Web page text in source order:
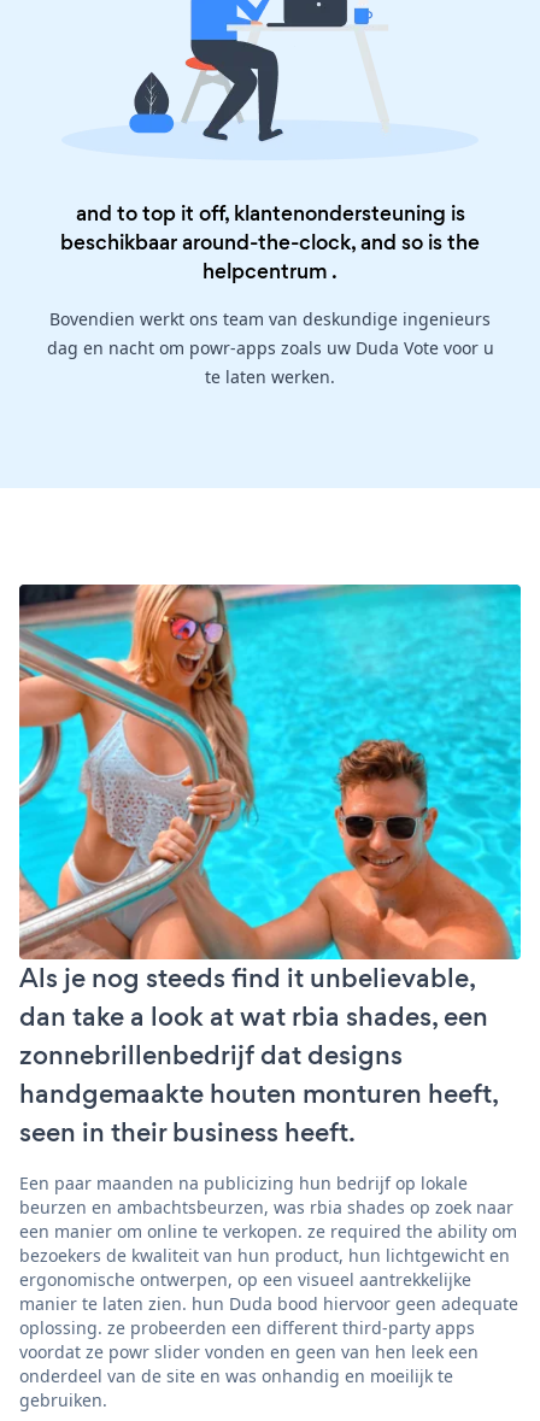
and to top it off, klantenondersteuning is
beschikbaar around-the-clock, and so is the
helpcentrum .
Bovendien werkt ons team van deskundige ingenieurs
dag en nacht om powr-apps zoals uw Duda Vote voor u
te laten werken.
Als je nog steeds find it unbelievable,
dan take a look at wat rbia shades, een
zonnebrillenbedrijf dat designs
handgemaakte houten monturen heeft,
seen in their business heeft.
Een paar maanden na publicizing hun bedrijf op lokale
beurzen en ambachtsbeurzen, was rbia shades op zoek naar
een manier om online te verkopen. ze required the ability om
bezoekers de kwaliteit van hun product, hun lichtgewicht en
ergonomische ontwerpen, op een visueel aantrekkelijke
manier te laten zien. hun Duda bood hiervoor geen adequate
oplossing. ze probeerden een different third-party apps
voordat ze powr slider vonden en geen van hen leek een
onderdeel van de site en was onhandig en moeilijk te
gebruiken.